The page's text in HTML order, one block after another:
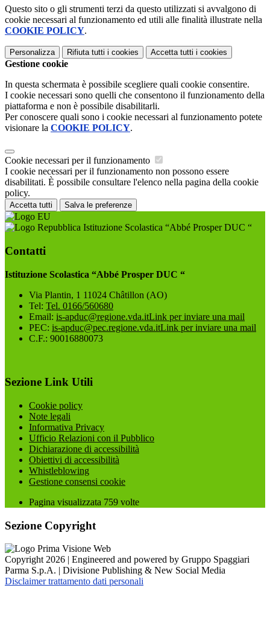
Questo sito o gli strumenti terzi da questo utilizzati si avvalgono di
cookie necessari al funzionamento ed utili alle finalità illustrate nella
COOKIE POLICY.
Personalizza Rifiuta tutti i cookies Accetta tutti i cookies
Gestione cookie
In questa schermata è possibile scegliere quali cookie consentire.
I cookie necessari sono quelli che consentono il funzionamento della
piattaforma e non è possibile disabilitarli.
Per conoscere quali sono i cookie necessari al funzionamento potete
visionare la COOKIE POLICY.
Cookie necessari per il funzionamento
I cookie necessari per il funzionamento non possono essere
disabilitati. È possibile consultare l'elenco nella pagina della cookie
policy.
Accetta tutti Salva le preferenze
Istituzione Scolastica “Abbé Prosper DUC “
Contatti
Istituzione Scolastica “Abbé Prosper DUC “
Via Plantin, 1 11024 Châtillon (AO)
Tel: Tel. 0166/560680
Email: is-apduc@regione.vda.itLink per inviare una mail
PEC: is-apduc@pec.regione.vda.itLink per inviare una mail
C.F.: 90016880073
Sezione Link Utili
Cookie policy
Note legali
Informativa Privacy
Ufficio Relazioni con il Pubblico
Dichiarazione di accessibilità
Obiettivi di accessibilità
Whistleblowing
Gestione consensi cookie
Pagina visualizzata 759 volte
Sezione Copyright
Copyright 2026 | Engineered and powered by Gruppo Spaggiari
Parma S.p.A. | Divisione Publishing & New Social Media
Disclaimer trattamento dati personali